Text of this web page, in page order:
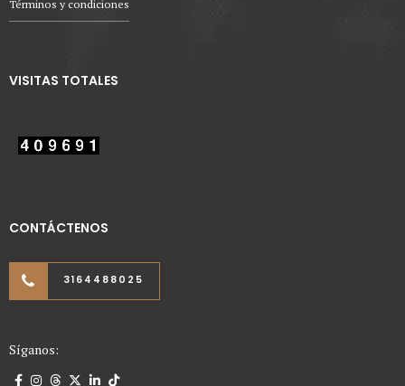
Términos y condiciones
VISITAS TOTALES
CONTÁCTENOS
3164488025
Síganos: